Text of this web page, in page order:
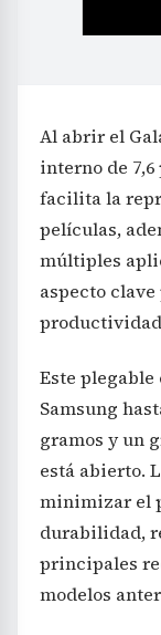
Al abrir el
interno de
facilita la
películas,
múltiples
aspecto
Este
Samsung
gramos y un
está abierto.
minimizar el
durabilidad,
principales
modelos